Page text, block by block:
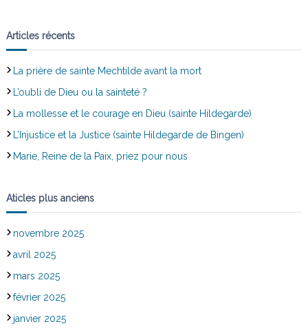
Articles récents
La prière de sainte Mechtilde avant la mort
L’oubli de Dieu ou la sainteté ?
La mollesse et le courage en Dieu (sainte Hildegarde)
L’Injustice et la Justice (sainte Hildegarde de Bingen)
Marie, Reine de la Paix, priez pour nous
Aticles plus anciens
novembre 2025
avril 2025
mars 2025
février 2025
janvier 2025